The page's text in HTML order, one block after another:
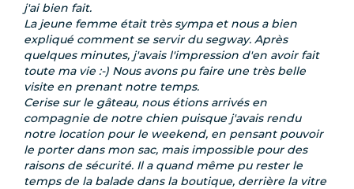
j'ai bien fait.
La jeune femme était très sympa et nous a bien
expliqué comment se servir du segway. Après
quelques minutes, j'avais l'impression d'en avoir fait
toute ma vie :-) Nous avons pu faire une très belle
visite en prenant notre temps.
Cerise sur le gâteau, nous étions arrivés en
compagnie de notre chien puisque j'avais rendu
notre location pour le weekend, en pensant pouvoir
le porter dans mon sac, mais impossible pour des
raisons de sécurité. Il a quand même pu rester le
temps de la balade dans la boutique, derrière la vitre